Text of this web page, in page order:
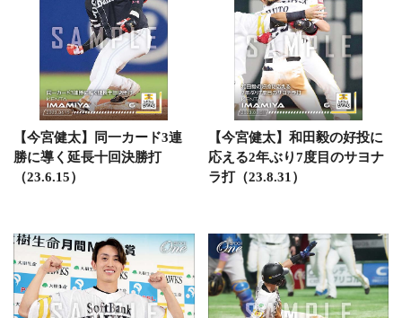
【今宮健太】同一カード3連
勝に導く延長十回決勝打
（23.6.15）
【今宮健太】和田毅の好投に
応える2年ぶり7度目のサヨナ
ラ打（23.8.31）